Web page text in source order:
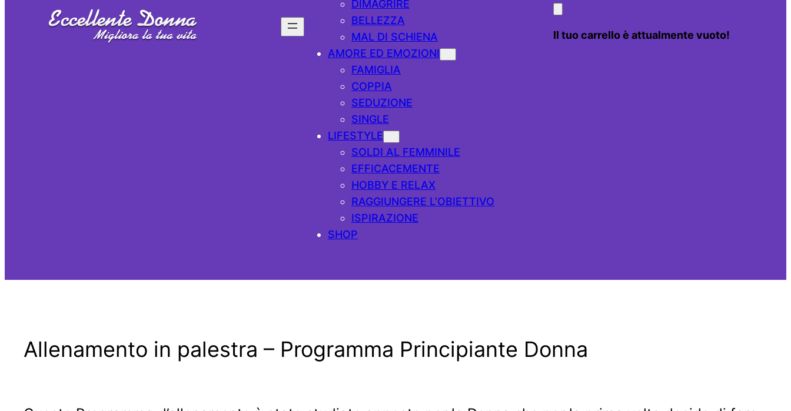
DIMAGRIRE
BELLEZZA
MAL DI SCHIENA
AMORE ED EMOZIONI
FAMIGLIA
COPPIA
SEDUZIONE
SINGLE
LIFESTYLE
SOLDI AL FEMMINILE
EFFICACEMENTE
HOBBY E RELAX
RAGGIUNGERE L’OBIETTIVO
ISPIRAZIONE
SHOP
Il tuo carrello è attualmente vuoto!
Allenamento in palestra – Programma Principiante Donna